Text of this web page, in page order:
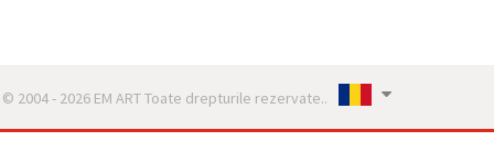
© 2004 - 2026 EM ART Toate drepturile rezervate..